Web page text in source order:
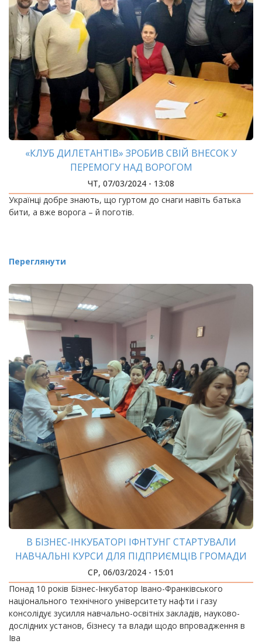
«КЛУБ ДИЛЕТАНТІВ» ЗРОБИВ СВІЙ ВНЕСОК У
ПЕРЕМОГУ НАД ВОРОГОМ
ЧТ, 07/03/2024 - 13:08
Українці добре знають, що гуртом до снаги навіть батька
бити, а вже ворога – й поготів.
Переглянути
В БІЗНЕС-ІНКУБАТОРІ ІФНТУНГ СТАРТУВАЛИ
НАВЧАЛЬНІ КУРСИ ДЛЯ ПІДПРИЄМЦІВ ГРОМАДИ
СР, 06/03/2024 - 15:01
Понад 10 років Бізнес-Інкубатор Івано-Франківського
національного технічного університету нафти і газу
консолідує зусилля навчально-освітніх закладів, науково-
дослідних установ, бізнесу та влади щодо впровадження в
Іва